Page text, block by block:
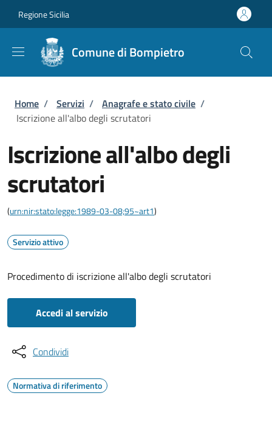
Regione Sicilia
Comune di Bompietro
Briciole di pane
Home / Servizi / Anagrafe e stato civile /
Iscrizione all'albo degli scrutatori
Iscrizione all'albo degli
scrutatori
(urn:nir:stato:legge:1989-03-08;95~art1)
Servizio attivo
Procedimento di iscrizione all'albo degli scrutatori
Accedi al servizio
Condividi
Normativa di riferimento